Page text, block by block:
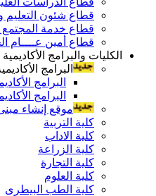
قطاع شئون التعليم
قطاع خدمة المجتمع
قطاع أمين عــــام
الكليات والبرامج الأكاديمية
البرامج
البرامج
البرامج
موقع إنشاء
كلية التربية
كلية الاداب
كلية الزراعة
كلية التجارة
كلية العلوم
كلية الطب البيطرى